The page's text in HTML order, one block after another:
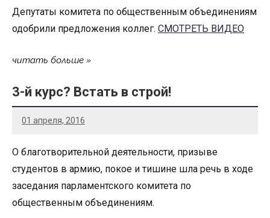
Депутаты комитета по общественным объединениям
одобрили предложения коллег. СМОТРЕТЬ ВИДЕО
читать больше
3-й курс? Встать в строй!
01 апреля, 2016
О благотворительной деятельности, призыве
студентов в армию, покое и тишине шла речь в ходе
заседания парламентского комитета по
общественным объединениям.